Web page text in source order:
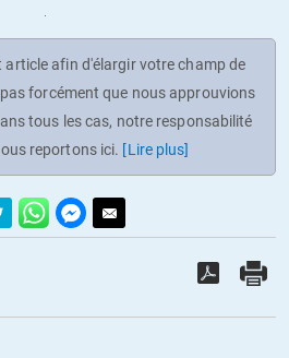
afin d'élargir votre champ de
forcément que nous approuvions
tous les cas, notre responsabilité
reportons ici. [Lire plus]